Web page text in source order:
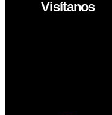
Visítanos